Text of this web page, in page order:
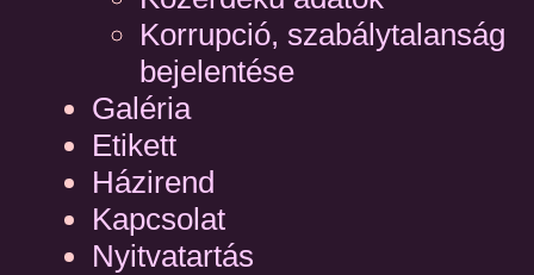
Korrupció, szabálytalanság
bejelentése
Galéria
Etikett
Házirend
Kapcsolat
Nyitvatartás